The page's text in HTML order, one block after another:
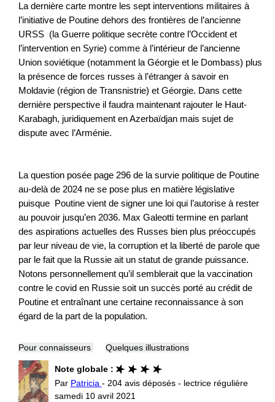
La dernière carte montre les sept interventions militaires à
l’initiative de Poutine dehors des frontières de l’ancienne
URSS (la Guerre politique secrète contre l’Occident et
l’intervention en Syrie) comme à l’intérieur de l’ancienne
Union soviétique (notamment la Géorgie et le Dombass) plus
la présence de forces russes à l’étranger à savoir en
Moldavie (région de Transnistrie) et Géorgie. Dans cette
dernière perspective il faudra maintenant rajouter le Haut-
Karabagh, juridiquement en Azerbaïdjan mais sujet de
dispute avec l’Arménie.
La question posée page 296 de la survie politique de Poutine
au-delà de 2024 ne se pose plus en matière législative
puisque Poutine vient de signer une loi qui l’autorise à rester
au pouvoir jusqu’en 2036. Max Galeotti termine en parlant
des aspirations actuelles des Russes bien plus préoccupés
par leur niveau de vie, la corruption et la liberté de parole que
par le fait que la Russie ait un statut de grande puissance.
Notons personnellement qu’il semblerait que la vaccination
contre le covid en Russie soit un succès porté au crédit de
Poutine et entraînant une certaine reconnaissance à son
égard de la part de la population.
Pour connaisseurs Quelques illustrations
Note globale :
Par Patricia - 204 avis déposés - lectrice régulière
samedi 10 avril 2021